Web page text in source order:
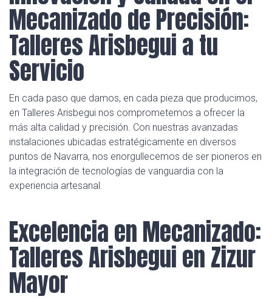
Mecanizado de Precisión:
Talleres Arisbegui a tu
Servicio
En cada paso que damos, en cada pieza que producimos,
en Talleres Arisbegui nos comprometemos a ofrecer la
más alta calidad y precisión. Con nuestras avanzadas
instalaciones ubicadas estratégicamente en diversos
puntos de Navarra, nos enorgullecemos de ser pioneros en
la integración de tecnologías de vanguardia con la
experiencia artesanal.
Excelencia en Mecanizado:
Talleres Arisbegui en Zizur
Mayor